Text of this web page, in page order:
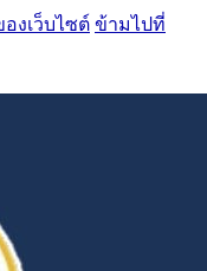
งเว็บไซต์ ข้ามไปที่